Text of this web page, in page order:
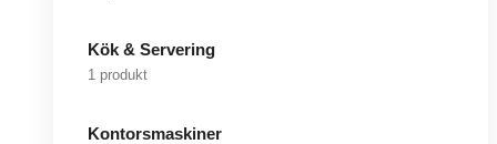
Kök & Servering
1 produkt
Kontorsmaskiner